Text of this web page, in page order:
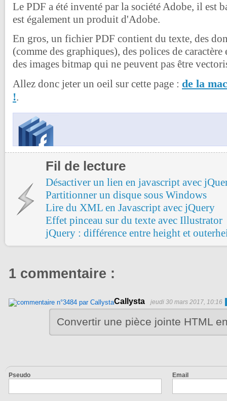
Le PDF a été inventé par la société Adobe, il est
est également un produit d'Adobe.
En gros, un fichier PDF contient du texte, des
(comme des graphiques), des polices de caractère
des images bitmap qui ne peuvent pas être
Allez donc jeter un oeil sur cette page : de la
!.
Fil de lecture
Désactiver un lien en javascript avec
Partitionner un disque sous Windows
Lire du XML en Javascript avec jQuery
Effet pinceau sur du texte avec Illustrator
jQuery : différence entre height et
1 commentaire :
Callysta jeudi 30 mars 2017, 10:16
Convertir une pièce jointe HTML
Pseudo Email